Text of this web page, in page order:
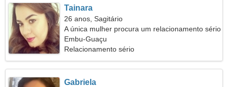
Tainara
26 anos, Sagitário
A única mulher procura um relacionamento sério
Embu-Guaçu
Relacionamento sério
Gabriela